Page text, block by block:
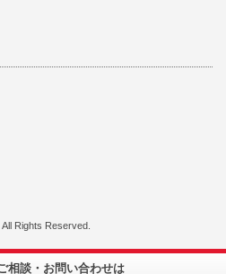
相談・お問い合わせは
Rights Reserved.